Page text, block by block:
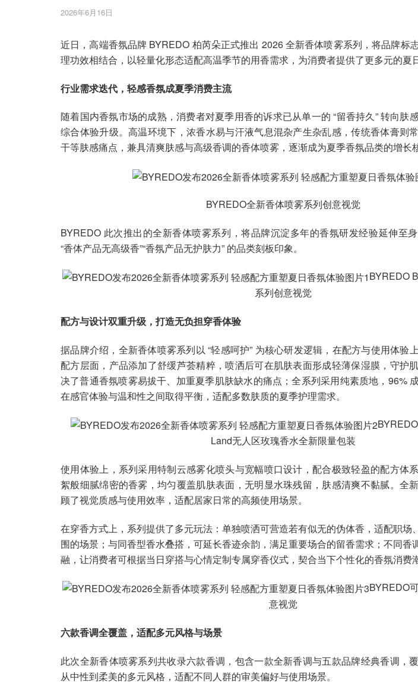
2026年6月16日
近日，高端香氛品牌 BYREDO 柏芮朵正式推出 2026 全新香体喷雾系列，将品牌标
理功效相结合，以轻量化形态适配高温季节的用香需求，为消费者提供了更多元的夏
行业需求迭代，轻感香氛成夏季消费主流
随着国内香氛市场的成熟，消费者对夏季用香的诉求已从单一的 “留香持久” 转向肤
综合体验升级。高温环境下，浓香水易与汗液气息混杂产生杂乱感，传统香体膏则
干等肤感痛点，兼具清爽肤感与高级香调的香体喷雾，逐渐成为夏季香氛品类的增长核
BYREDO全新香体喷雾系列创意视觉
BYREDO 此次推出的全新香体喷雾系列，将品牌沉淀多年的香氛研发经验延伸至
“香体产品无高级香”“香氛产品无护肤力” 的品类刻板印象。
BYREDO
系列创意视觉
配方与设计双重升级，打造无负担穿香体验
据品牌介绍，全新香体喷雾系列以 “轻感呵护” 为核心研发逻辑，在配方与使用体验
配方层面，产品添加了舒缓芦荟精粹，喷洒后可在肌肤表面形成轻薄保湿膜，守护
决了普通香氛喷雾易拔干、加重夏季肌肤缺水的痛点；全系列采用纯素质地，96%
在感官体验与温和性之间取得平衡，适配多数肤质的夏季护理需求。
Land无人区玫瑰香水全新限量包装
使用体验上，系列采用特制云感雾化喷头与宽幅喷口设计，配合极致轻盈的配方体
絮般细腻绵密的香雾，均匀覆盖肌肤表面，无明显水珠残留，肤感清爽不黏腻。全
顾了视觉质感与使用效率，适配居家日常的高频使用场景。
在穿香方式上，系列提供了多元玩法：单独喷洒可营造若有似无的伪体香，适配职场
围的场景；与同香型香水叠搭，可延长香迹余韵，满足重要场合的留香需求；不同香
融，让消费者可根据当日穿搭与心情定制专属穿香仪式，契合当下个性化的香氛消费潮
BYREDO
意视觉
六款香调全覆盖，适配多元风格与场景
此次全新香体喷雾系列共收录六款香调，包含一款全新香调与五款品牌经典香调，覆
从中性到柔美的多元风格，适配不同人群的审美偏好与使用场景。